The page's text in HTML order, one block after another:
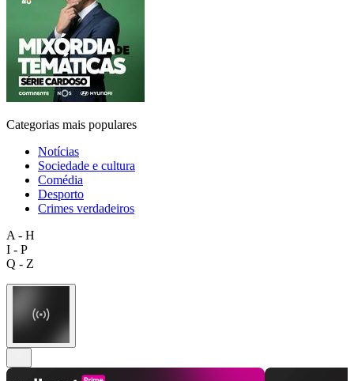
Categorias mais populares
Notícias
Sociedade e cultura
Comédia
Desporto
Crimes verdadeiros
A - H
I - P
Q - Z